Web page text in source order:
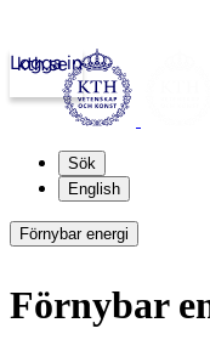
kth.se
Logga in
Sök
English
Förnybar energi
Förnybar